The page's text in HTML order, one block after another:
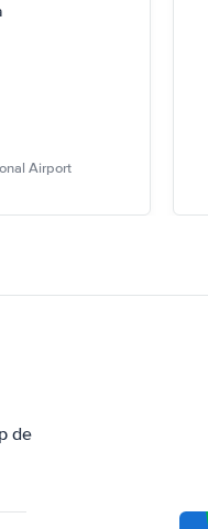
Airport
de